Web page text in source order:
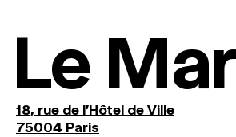
Le
18, rue de l'Hôtel de Ville
75004 Paris